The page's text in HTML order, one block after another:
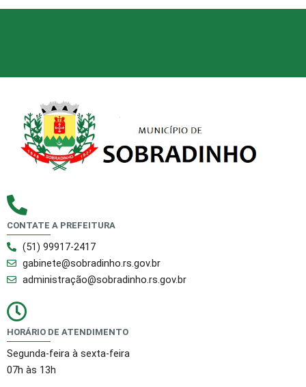
CONTATE A PREFEITURA
(51) 99917-2417
gabinete@sobradinho.rs.gov.br
administração@sobradinho.rs.gov.br
HORÁRIO DE ATENDIMENTO
Segunda-feira à sexta-feira
07h às 13h